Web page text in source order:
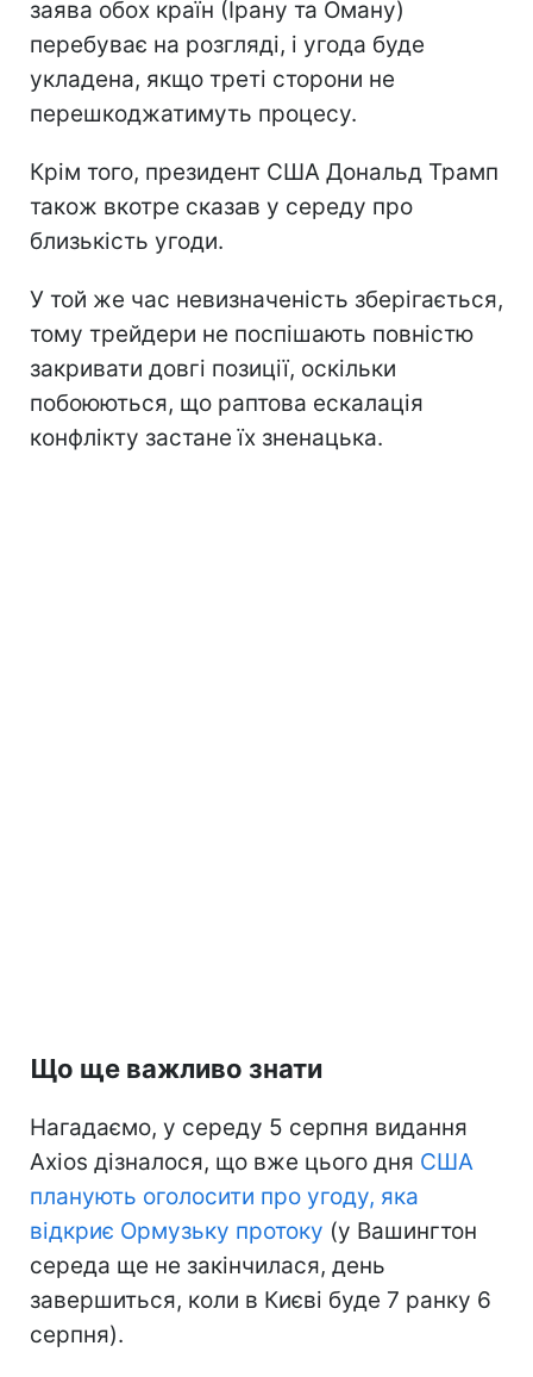
заява обох країн (Ірану та Оману)
перебуває на розгляді, і угода буде
укладена, якщо треті сторони не
перешкоджатимуть процесу.
Крім того, президент США Дональд Трамп
також вкотре сказав у середу про
близькість угоди.
У той же час невизначеність зберігається,
тому трейдери не поспішають повністю
закривати довгі позиції, оскільки
побоюються, що раптова ескалація
конфлікту застане їх зненацька.
Що ще важливо знати
Нагадаємо, у середу 5 серпня видання
Axios дізналося, що вже цього дня США
планують оголосити про угоду, яка
відкриє Ормузьку протоку (у Вашингтон
середа ще не закінчилася, день
завершиться, коли в Києві буде 7 ранку 6
серпня).